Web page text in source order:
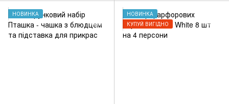
НОВИНКА
НОВИНКА
КУПУЙ ВИГІДНО